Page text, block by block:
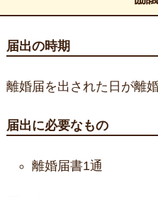
届出の時期
離婚届を出された日が離
届出に必要なもの
離婚届書1通